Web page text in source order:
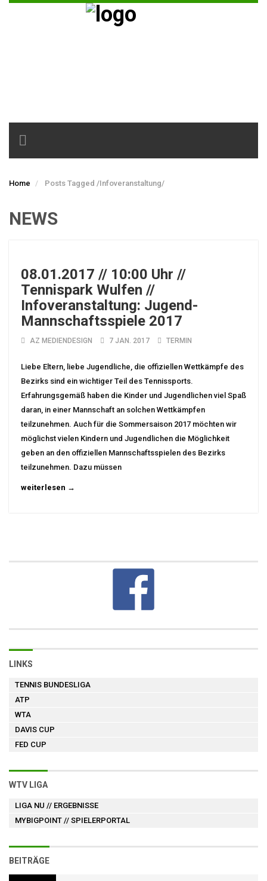
Toggle
navigation
Home Posts Tagged /Infoveranstaltung/
NEWS
08.01.2017 // 10:00 Uhr //
Tennispark Wulfen //
Infoveranstaltung: Jugend-
Mannschaftsspiele 2017
AZ MEDIENDESIGN 7 JAN. 2017 TERMIN
Liebe Eltern, liebe Jugendliche, die offiziellen Wettkämpfe des
Bezirks sind ein wichtiger Teil des Tennissports.
Erfahrungsgemäß haben die Kinder und Jugendlichen viel Spaß
daran, in einer Mannschaft an solchen Wettkämpfen
teilzunehmen. Auch für die Sommersaison 2017 möchten wir
möglichst vielen Kindern und Jugendlichen die Möglichkeit
geben an den offiziellen Mannschaftsspielen des Bezirks
teilzunehmen. Dazu müssen
weiterlesen →
LINKS
TENNIS BUNDESLIGA
ATP
WTA
DAVIS CUP
FED CUP
WTV LIGA
LIGA NU // ERGEBNISSE
MYBIGPOINT // SPIELERPORTAL
BEITRÄGE